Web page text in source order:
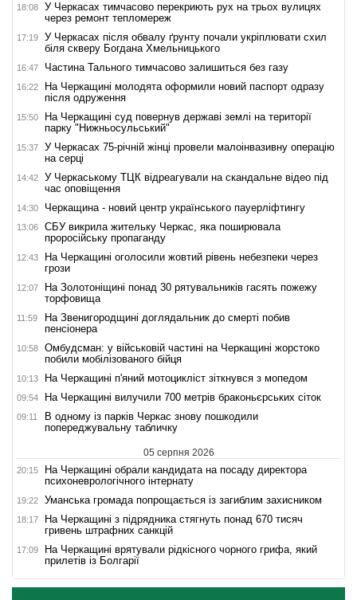
18:08
У Черкасах тимчасово перекриють рух на трьох вулицях
через ремонт тепломереж
17:19
У Черкасах після обвалу ґрунту почали укріплювати схил
біля скверу Богдана Хмельницького
16:47 Частина Тального тимчасово залишиться без газу
16:22
На Черкащині молодята оформили новий паспорт одразу
після одруження
15:50
На Черкащині суд повернув державі землі на території
парку "Нижньосульський"
15:37
У Черкасах 75-річній жінці провели малоінвазивну операцію
на серці
14:42
У Черкаському ТЦК відреагували на скандальне відео під
час оповіщення
14:30 Черкащина - новий центр українського пауерліфтингу
13:06
СБУ викрила жительку Черкас, яка поширювала
проросійську пропаганду
12:43
На Черкащині оголосили жовтий рівень небезпеки через
грози
12:07
На Золотоніщині понад 30 рятувальників гасять пожежу
торфовища
11:59
На Звенигородщині доглядальник до смерті побив
пенсіонера
10:58
Омбудсман: у військовій частині на Черкащині жорстоко
побили мобілізованого бійця
10:13 На Черкащині п'яний мотоцикліст зіткнувся з мопедом
09:54 На Черкащині вилучили 700 метрів браконьєрських сіток
09:11
В одному із парків Черкас знову пошкодили
попереджувальну табличку
05 серпня 2026
20:15
На Черкащині обрали кандидата на посаду директора
психоневрологічного інтернату
19:22 Уманська громада попрощається із загиблим захисником
18:17
На Черкащині з підрядника стягнуть понад 670 тисяч
гривень штрафних санкцій
17:09
На Черкащині врятували рідкісного чорного грифа, який
прилетів із Болгарії